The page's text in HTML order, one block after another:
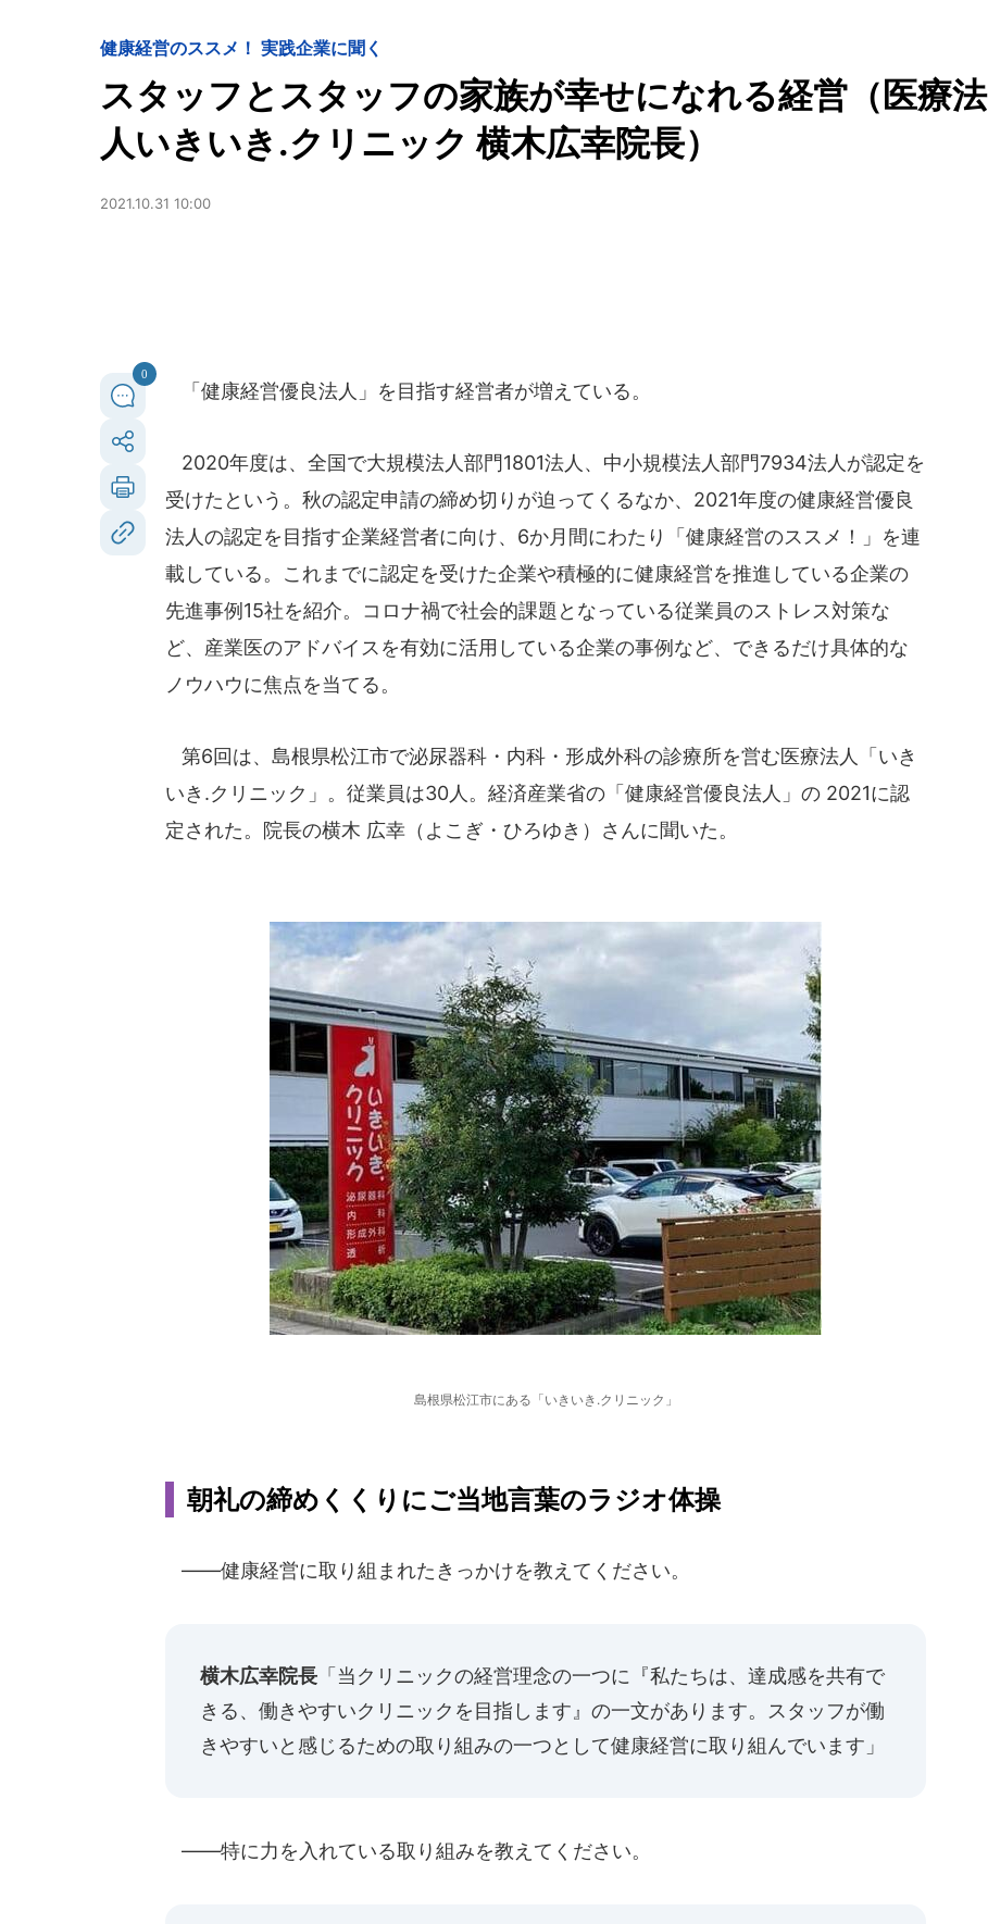
健康経営のススメ！ 実践企業に聞く
スタッフとスタッフの家族が幸せになれる経営（医療法
人いきいき.クリニック 横木広幸院長）
2021.10.31 10:00
0
「健康経営優良法人」を目指す経営者が増えている。
2020年度は、全国で大規模法人部門1801法人、中小規模法人部門7934法人が認定を
受けたという。秋の認定申請の締め切りが迫ってくるなか、2021年度の健康経営優良
法人の認定を目指す企業経営者に向け、6か月間にわたり「健康経営のススメ！」を連
載している。これまでに認定を受けた企業や積極的に健康経営を推進している企業の
先進事例15社を紹介。コロナ禍で社会的課題となっている従業員のストレス対策な
ど、産業医のアドバイスを有効に活用している企業の事例など、できるだけ具体的な
ノウハウに焦点を当てる。
第6回は、島根県松江市で泌尿器科・内科・形成外科の診療所を営む医療法人「いき
いき.クリニック」。従業員は30人。経済産業省の「健康経営優良法人」の 2021に認
定された。院長の横木 広幸（よこぎ・ひろゆき）さんに聞いた。
島根県松江市にある「いきいき.クリニック」
朝礼の締めくくりにご当地言葉のラジオ体操
――健康経営に取り組まれたきっかけを教えてください。
横木広幸院長 「当クリニックの経営理念の一つに『私たちは、達成感を共有で
きる、働きやすいクリニックを目指します』の一文があります。スタッフが働
きやすいと感じるための取り組みの一つとして健康経営に取り組んでいます」
――特に力を入れている取り組みを教えてください。